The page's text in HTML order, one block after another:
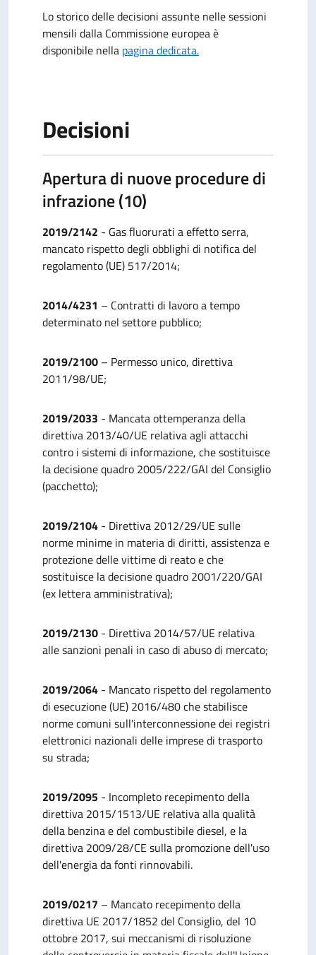
Lo storico delle decisioni assunte nelle sessioni
mensili dalla Commissione europea è
disponibile nella pagina dedicata.
Decisioni
Apertura di nuove procedure di
infrazione (10)
2019/2142 - Gas fluorurati a effetto serra,
mancato rispetto degli obblighi di notifica del
regolamento (UE) 517/2014;
2014/4231 – Contratti di lavoro a tempo
determinato nel settore pubblico;
2019/2100 – Permesso unico, direttiva
2011/98/UE;
2019/2033 - Mancata ottemperanza della
direttiva 2013/40/UE relativa agli attacchi
contro i sistemi di informazione, che sostituisce
la decisione quadro 2005/222/GAI del Consiglio
(pacchetto);
2019/2104 - Direttiva 2012/29/UE sulle
norme minime in materia di diritti, assistenza e
protezione delle vittime di reato e che
sostituisce la decisione quadro 2001/220/GAI
(ex lettera amministrativa);
2019/2130 - Direttiva 2014/57/UE relativa
alle sanzioni penali in caso di abuso di mercato;
2019/2064 - Mancato rispetto del regolamento
di esecuzione (UE) 2016/480 che stabilisce
norme comuni sull'interconnessione dei registri
elettronici nazionali delle imprese di trasporto
su strada;
2019/2095 - Incompleto recepimento della
direttiva 2015/1513/UE relativa alla qualità
della benzina e del combustibile diesel, e la
direttiva 2009/28/CE sulla promozione dell'uso
dell'energia da fonti rinnovabili.
2019/0217 – Mancato recepimento della
direttiva UE 2017/1852 del Consiglio, del 10
ottobre 2017, sui meccanismi di risoluzione